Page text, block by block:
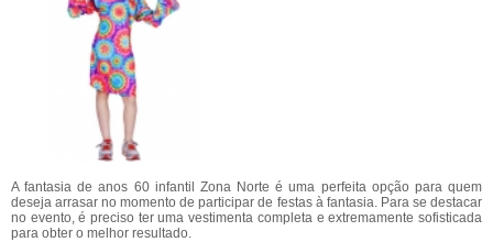
A fantasia de anos 60 infantil Zona Norte é uma perfeita opção para quem
deseja arrasar no momento de participar de festas à fantasia. Para se destacar
no evento, é preciso ter uma vestimenta completa e extremamente sofisticada
para obter o melhor resultado.